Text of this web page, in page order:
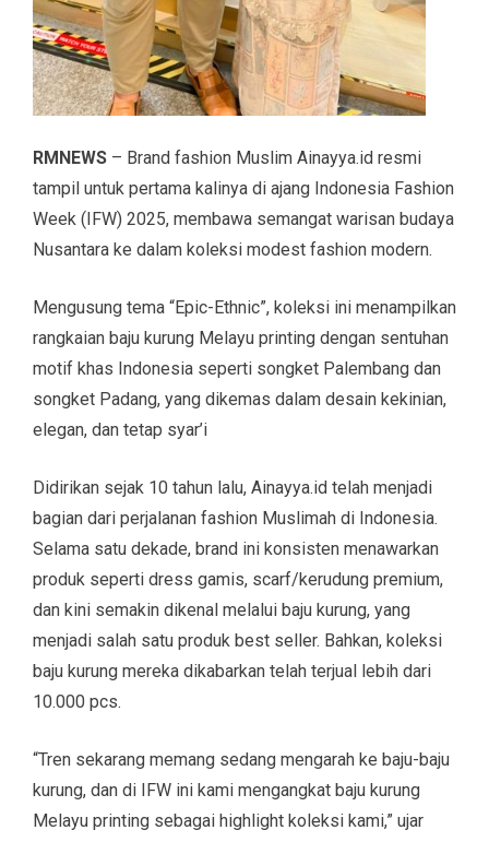
RMNEWS – Brand fashion Muslim Ainayya.id resmi
tampil untuk pertama kalinya di ajang Indonesia Fashion
Week (IFW) 2025, membawa semangat warisan budaya
Nusantara ke dalam koleksi modest fashion modern.
Mengusung tema “Epic-Ethnic”, koleksi ini menampilkan
rangkaian baju kurung Melayu printing dengan sentuhan
motif khas Indonesia seperti songket Palembang dan
songket Padang, yang dikemas dalam desain kekinian,
elegan, dan tetap syar’i
Didirikan sejak 10 tahun lalu, Ainayya.id telah menjadi
bagian dari perjalanan fashion Muslimah di Indonesia.
Selama satu dekade, brand ini konsisten menawarkan
produk seperti dress gamis, scarf/kerudung premium,
dan kini semakin dikenal melalui baju kurung, yang
menjadi salah satu produk best seller. Bahkan, koleksi
baju kurung mereka dikabarkan telah terjual lebih dari
10.000 pcs.
“Tren sekarang memang sedang mengarah ke baju-baju
kurung, dan di IFW ini kami mengangkat baju kurung
Melayu printing sebagai highlight koleksi kami,” ujar